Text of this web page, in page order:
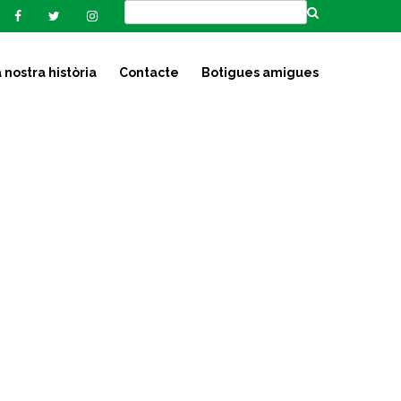
nostra història Contacte Botigues amigues